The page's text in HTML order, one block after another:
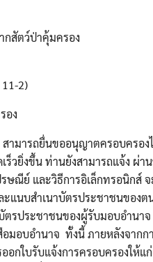
สัตว์ป่าคุ้มครอง
2)
อง
ามารถยื่นขออนุญาตครอบครอง
วยิ่งขึ้น ท่านยังสามารถแจ้ง ผ่า
ษณีย์ และวิธีการอิเล็กทรอนิกส์
แนบสำเนาบัตรประชาชนของต
รประชาชนของผู้รับมอบอำนาจ
มอบอำนาจ ทั้งนี้ ภายหลังจากก
กใบรับแจ้งการครอบครองให้แ